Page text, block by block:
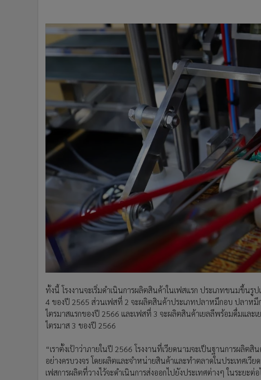
ทั้งนี้ โรงงานจะเริ่มดำเนินการผลิตสินค้าในเฟสแรก ประเภทขนมขึ้น
4 ของปี 2565 ส่วนเฟสที่ 2 จะผลิตสินค้าประเภทปลาหมึกอบ ปลาหมึ
ไตรมาสแรกของปี 2566 และเฟสที่ 3 จะผลิตสินค้าเยลลีพร้อมดื่มและเ
ไตรมาส 3 ของปี 2566
“เราตั้งเป้าว่าภายในปี 2566 โรงงานที่เวียดนามจะเป็นฐานการผลิ
อย่างครบวงจร โดยผลิตและจำหน่ายสินค้าและทำตลาดในประเทศเวี
เฟสการผลิตที่วางไว้จะดำเนินการส่งออกไปยังประเทศต่างๆ ในระยะต่